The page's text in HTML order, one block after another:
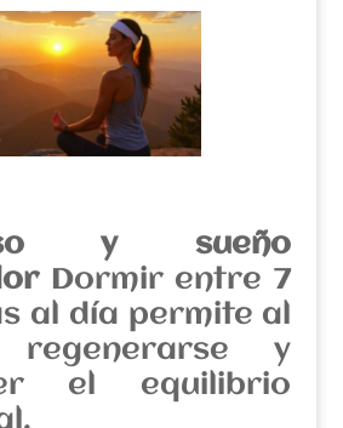
y sueño
Dormir entre 7
al día permite al
regenerarse y
el equilibrio